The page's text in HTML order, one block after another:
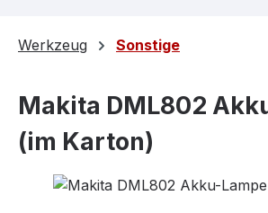
Werkzeug Sonstige
Makita DML802
(im Karton)
Bildergalerie überspringen